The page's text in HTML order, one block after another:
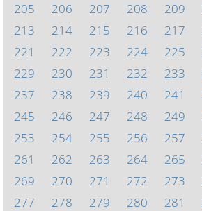
205
206 207 208 209
213
214 215 216 217
221
222 223 224 225
229
230 231 232 233
237
238 239 240 241
245
246 247 248 249
253
254 255 256 257
261
262 263 264 265
269
270 271 272 273
277
278 279 280 281